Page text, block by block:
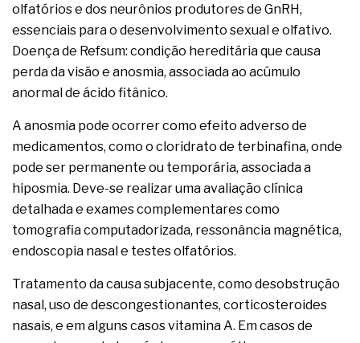
olfatórios e dos neurônios produtores de GnRH,
essenciais para o desenvolvimento sexual e olfativo.
Doença de Refsum: condição hereditária que causa
perda da visão e anosmia, associada ao acúmulo
anormal de ácido fitânico.
A anosmia pode ocorrer como efeito adverso de
medicamentos, como o cloridrato de terbinafina, onde
pode ser permanente ou temporária, associada a
hiposmia. Deve-se realizar uma avaliação clínica
detalhada e exames complementares como
tomografia computadorizada, ressonância magnética,
endoscopia nasal e testes olfatórios.
Tratamento da causa subjacente, como desobstrução
nasal, uso de descongestionantes, corticosteroides
nasais, e em alguns casos vitamina A. Em casos de